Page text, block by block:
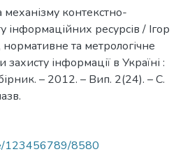
механізму контекстно-
інформаційних ресурсів / Ігор
та метрологічне
інформації в Україні :
– 2012. – Вип. 2(24). – С.
123456789/8580